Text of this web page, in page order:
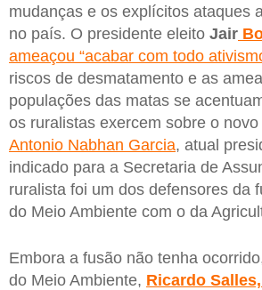
mudanças e os explícitos ataques
no país. O presidente eleito Jair
ameaçou “acabar com todo
riscos de desmatamento e as
populações das matas se
os ruralistas exercem sobre o
Antonio Nabhan Garcia, atual
indicado para a Secretaria de
ruralista foi um dos defensores da
do Meio Ambiente com o da
Embora a fusão não tenha
do Meio Ambiente, Ricardo Salles,